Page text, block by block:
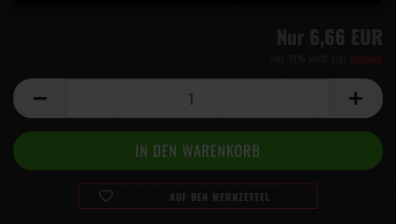
Nur 6,66 EUR
Versand
AUF DEN MERKZETTEL